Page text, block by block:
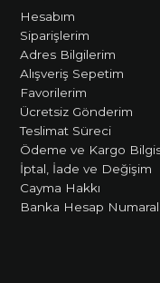
Hesabım
Siparişlerim
Adres Bilgilerim
Alışveriş Sepetim
Favorilerim
Ücretsiz Gönderim
Teslimat Süreci
Ödeme ve Kargo
İptal, İade ve Değişim
Cayma Hakkı
Banka Hesap